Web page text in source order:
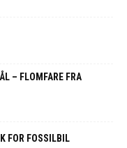
– FLOMFARE FRA
FOR FOSSILBIL